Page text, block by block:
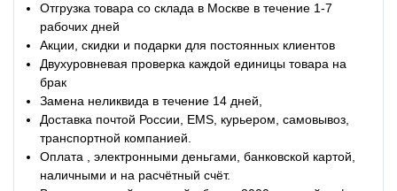
Отгрузка товара со склада в Москве в течение 1-7
рабочих дней
Акции, скидки и подарки для постоянных клиентов
Двухуровневая проверка каждой единицы товара на
брак
Замена неликвида в течение 14 дней,
Доставка почтой России, EMS, курьером, самовывоз,
транспортной компанией.
Оплата , электронными деньгами, банковской картой,
наличными и на расчётный счёт.